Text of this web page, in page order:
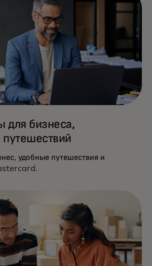
для бизнеса,
путешествий
удобные путешествия и